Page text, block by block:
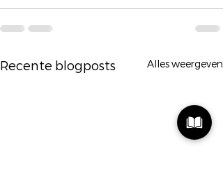
Recente blogposts Alles weergeven